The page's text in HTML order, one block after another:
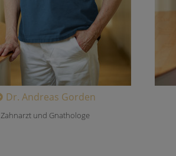
Dr. Andreas Gorden
Zahnarzt und Gnathologe